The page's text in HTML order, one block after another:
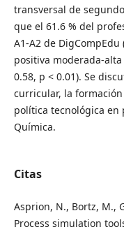
transversal de
que el 61.6 % del
A1-A2 de
positiva moderada-
0.58, p < 0.01). Se
curricular, la
política tecnológica
Química.
Citas
Asprion, N., Bortz, M.,
Process simulation